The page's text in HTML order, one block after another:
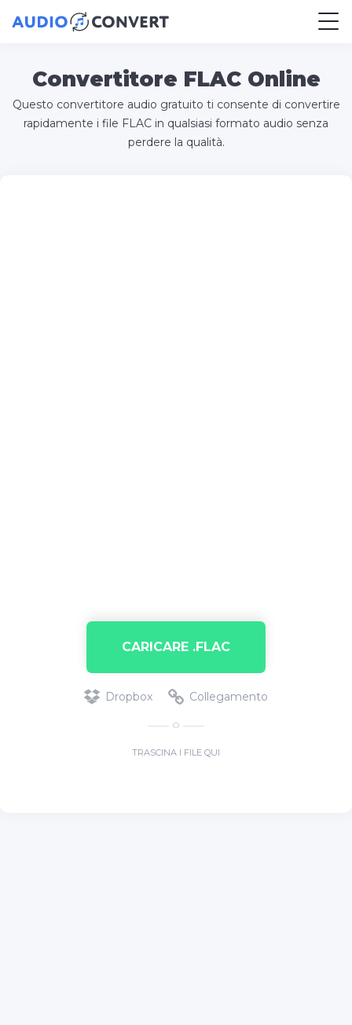
Convertitore FLAC Online
Questo convertitore audio gratuito ti consente di convertire
rapidamente i file FLAC in qualsiasi formato audio senza
perdere la qualità.
CARICARE .FLAC
Dropbox Collegamento
O
TRASCINA I FILE QUI